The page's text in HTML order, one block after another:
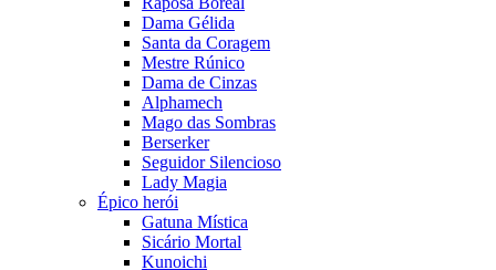
Dama Gélida
Santa da Coragem
Mestre Rúnico
Dama de Cinzas
Alphamech
Mago das Sombras
Berserker
Seguidor Silencioso
Lady Magia
Épico herói
Gatuna Mística
Sicário Mortal
Kunoichi